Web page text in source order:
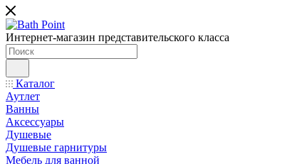
Интернет-магазин представительского класса
Каталог
Аутлет
Ванны
Аксессуары
Душевые
Душевые гарнитуры
Мебель для ванной